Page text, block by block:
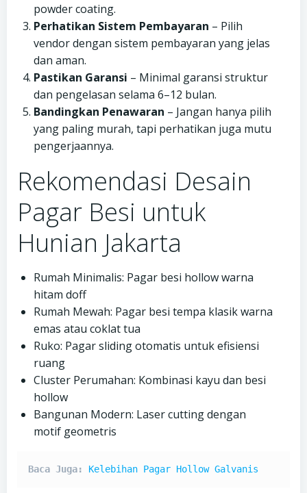
powder coating.
Perhatikan Sistem Pembayaran – Pilih
vendor dengan sistem pembayaran yang jelas
dan aman.
Pastikan Garansi – Minimal garansi struktur
dan pengelasan selama 6–12 bulan.
Bandingkan Penawaran – Jangan hanya pilih
yang paling murah, tapi perhatikan juga mutu
pengerjaannya.
Rekomendasi Desain
Pagar Besi untuk
Hunian Jakarta
Rumah Minimalis: Pagar besi hollow warna
hitam doff
Rumah Mewah: Pagar besi tempa klasik warna
emas atau coklat tua
Ruko: Pagar sliding otomatis untuk efisiensi
ruang
Cluster Perumahan: Kombinasi kayu dan besi
hollow
Bangunan Modern: Laser cutting dengan
motif geometris
Baca Juga: Kelebihan Pagar Hollow Galvanis